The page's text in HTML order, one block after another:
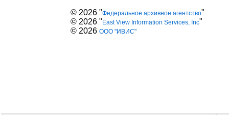
© 2026 "Федеральное архивное агентство"
© 2026 " East View Information Services, Inc"
© 2026 ООО "ИВИС"